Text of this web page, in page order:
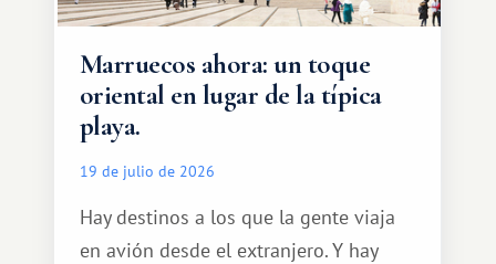
Marruecos ahora: un toque
oriental en lugar de la típica
playa.
19 de julio de 2026
Hay destinos a los que la gente viaja
en avión desde el extranjero. Y hay